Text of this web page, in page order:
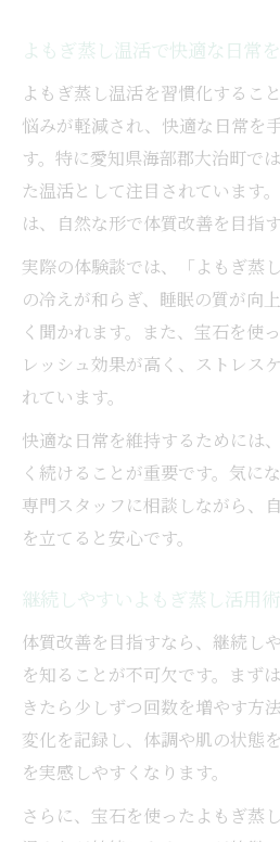
よもぎ蒸し温活で快適な日常
よもぎ蒸し温活を習慣化するこ
悩みが軽減され、快適な日常を
す。特に愛知県海部郡大治町で
た温活として注目されています
は、自然な形で体質改善を目指
実際の体験談では、「よもぎ蒸
の冷えが和らぎ、睡眠の質が向
く聞かれます。また、宝石を使
レッシュ効果が高く、ストレス
れています。
快適な日常を維持するためには
く続けることが重要です。気に
専門スタッフに相談しながら、
を立てると安心です。
継続しやすいよもぎ蒸し活用
体質改善を目指すなら、継続し
を知ることが不可欠です。まず
きたら少しずつ回数を増やす方
変化を記録し、体調や肌の状態
を実感しやすくなります。
さらに、宝石を使ったよもぎ蒸